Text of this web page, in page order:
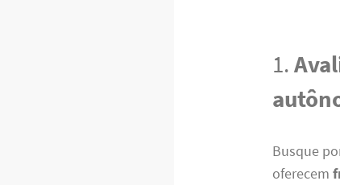
1.
Busque
oferecem